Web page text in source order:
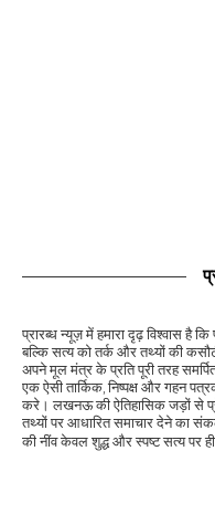
प्रारब्ध न्यूज़ में हमारा दृढ़ विश्वास है
बल्कि सत्य को तर्क और तथ्यों की
अपने मूल मंत्र के प्रति पूरी तरह
एक ऐसी तार्किक, निष्पक्ष और गहन
करे। लखनऊ की ऐतिहासिक जड़ों से
तथ्यों पर आधारित समाचार देने का
की नींव केवल शुद्ध और स्पष्ट सत्य पर ही